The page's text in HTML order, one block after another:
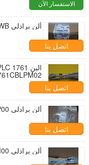
الاستفسار الآن
ألن برادلي PLC 1761-L16NWB / 1761L16NWB
اتصل بنا
اتصل بنا
ألن برادلي PLC 1761-CBL-AP00 / 1761CBLAP00
اتصل بنا
ألن برادلي PLC 1761-CBL-AM00 / 1761CBLAM00